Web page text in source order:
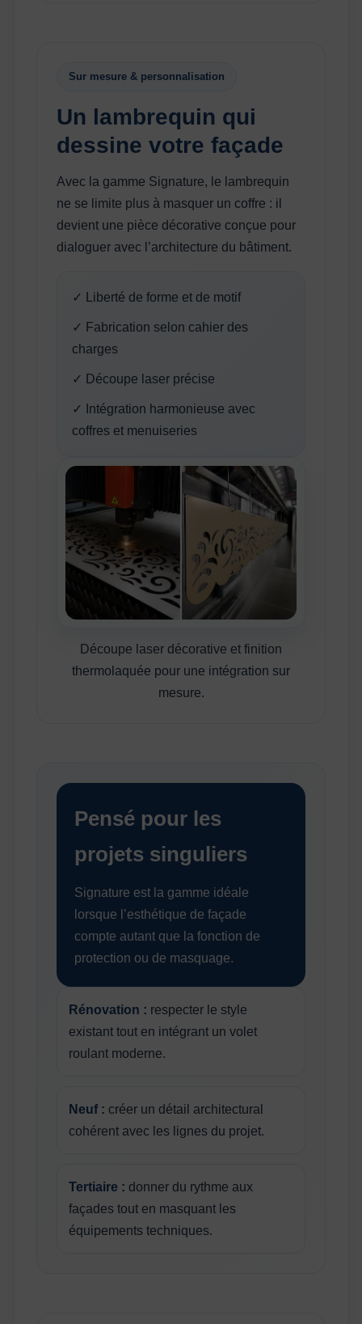
Sur mesure & personnalisation
Un lambrequin qui
dessine votre façade
Avec la gamme Signature, le lambrequin
ne se limite plus à masquer un coffre : il
devient une pièce décorative conçue pour
dialoguer avec l’architecture du bâtiment.
✓ Liberté de forme et de motif
✓ Fabrication selon cahier des
charges
✓ Découpe laser précise
✓ Intégration harmonieuse avec
coffres et menuiseries
Découpe laser décorative et finition
thermolaquée pour une intégration sur
mesure.
Pensé pour les
projets singuliers
Signature est la gamme idéale
lorsque l’esthétique de façade
compte autant que la fonction de
protection ou de masquage.
Rénovation : respecter le style
existant tout en intégrant un volet
roulant moderne.
Neuf : créer un détail architectural
cohérent avec les lignes du projet.
Tertiaire : donner du rythme aux
façades tout en masquant les
équipements techniques.